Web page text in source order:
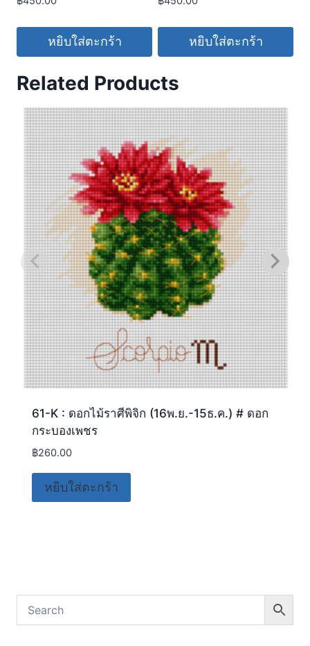
หยิบใส่ตะกร้า หยิบใส่ตะกร้า
Related Products
61-K : ดอกไม้ราศีพิจิก (16พ.ย.-15ธ.ค.) # ดอก
กระบองเพชร
฿260.00
หยิบใส่ตะกร้า